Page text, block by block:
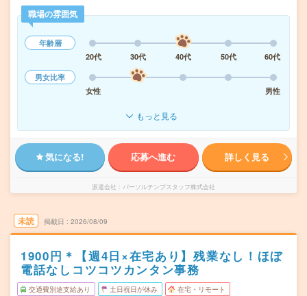
職場の雰囲気
年齢層
20代
30代 40代 50代
60代
男女比率
女性
男性
もっと見る
気になる! 応募へ進む 詳しく見る
派遣会社 パーソルテンプスタッフ株式会社
未読 掲載日 2026/08/09
1900円＊【週4日×在宅あり】残業なし！ほぼ
電話なしコツコツカンタン事務
交通費別途支給あり 土日祝日が休み 在宅・リモート